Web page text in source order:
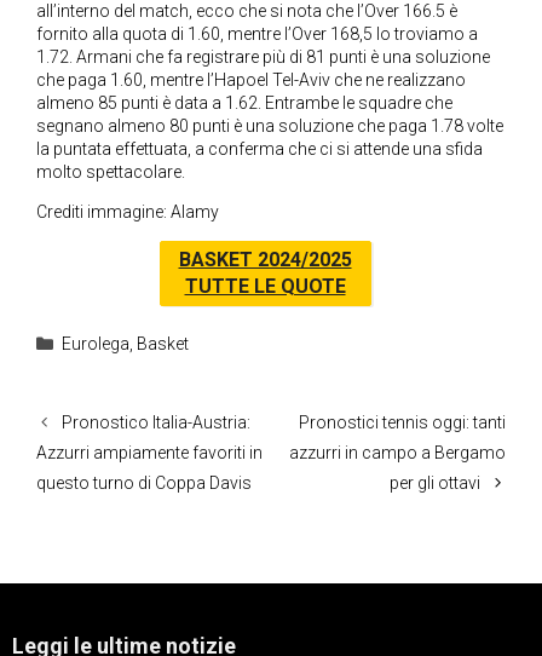
all’interno del match, ecco che si nota che l’Over 166.5 è
fornito alla quota di 1.60, mentre l’Over 168,5 lo troviamo a
1.72. Armani che fa registrare più di 81 punti è una soluzione
che paga 1.60, mentre l’Hapoel Tel-Aviv che ne realizzano
almeno 85 punti è data a 1.62. Entrambe le squadre che
segnano almeno 80 punti è una soluzione che paga 1.78 volte
la puntata effettuata, a conferma che ci si attende una sfida
molto spettacolare.
Crediti immagine: Alamy
BASKET 2024/2025
TUTTE LE QUOTE
Categorie
Eurolega, Basket
Pronostico Italia-Austria:
Azzurri ampiamente favoriti in
questo turno di Coppa Davis
Pronostici tennis oggi: tanti
azzurri in campo a Bergamo
per gli ottavi
Leggi le ultime notizie